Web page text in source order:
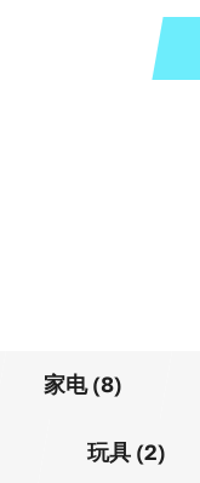
家电 (8)
玩具 (2)